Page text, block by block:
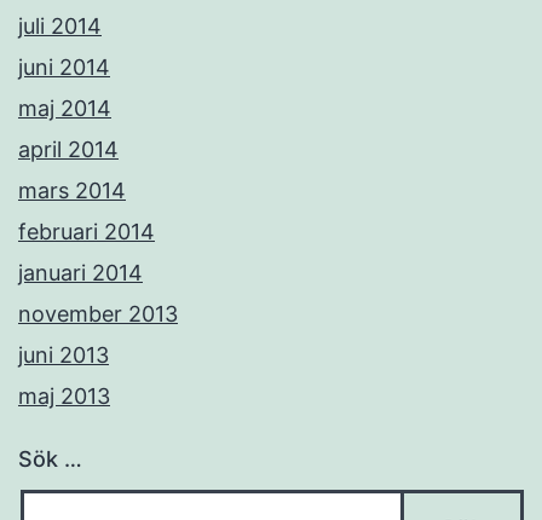
juli 2014
juni 2014
maj 2014
april 2014
mars 2014
februari 2014
januari 2014
november 2013
juni 2013
maj 2013
Sök …